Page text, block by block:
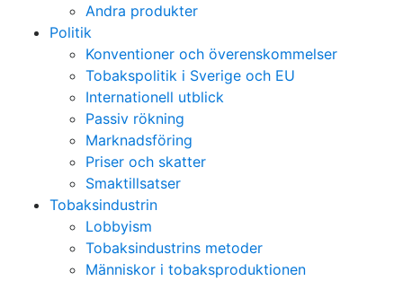
Andra produkter
Politik
Konventioner och överenskommelser
Tobakspolitik i Sverige och EU
Internationell utblick
Passiv rökning
Marknadsföring
Priser och skatter
Smaktillsatser
Tobaksindustrin
Lobbyism
Tobaksindustrins metoder
Människor i tobaksproduktionen